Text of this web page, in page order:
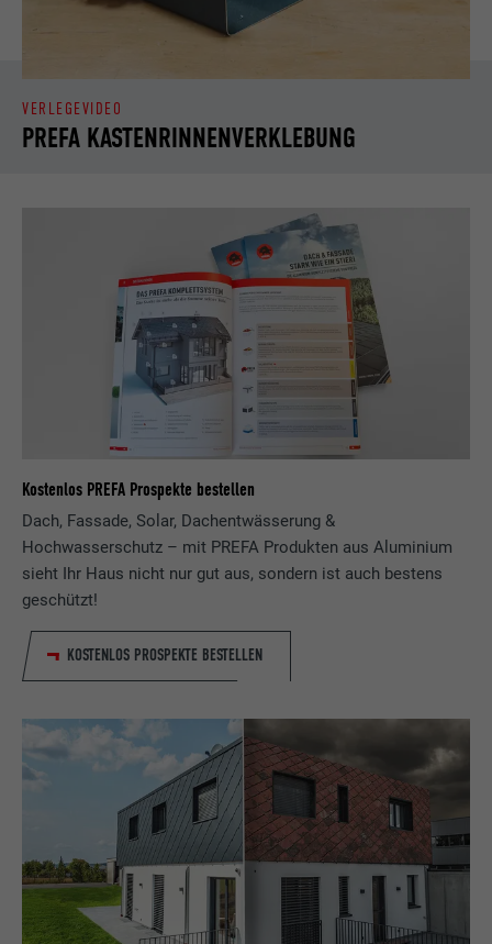
PREFA KASTENRINNENVERKLEBUNG
VERLEGEVIDEO
Kostenlos PREFA Prospekte bestellen
Dach, Fassade, Solar, Dachentwässerung &
Hochwasserschutz – mit PREFA Produkten aus Aluminium
sieht Ihr Haus nicht nur gut aus, sondern ist auch bestens
geschützt!
KOSTENLOS PROSPEKTE BESTELLEN